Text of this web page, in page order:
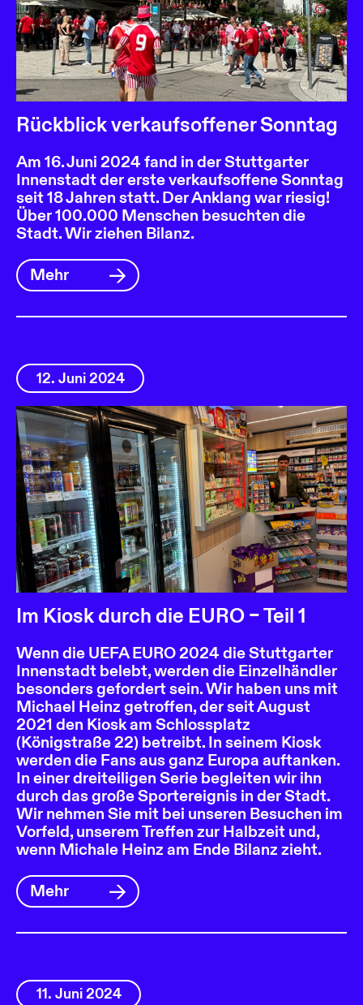
Rückblick verkaufsoffener Sonntag
Am 16. Juni 2024 fand in der Stuttgarter
Innenstadt der erste verkaufsoffene Sonntag
seit 18 Jahren statt. Der Anklang war riesig!
Über 100.000 Menschen besuchten die
Stadt. Wir ziehen Bilanz.
Mehr
12. Juni 2024
Im Kiosk durch die EURO – Teil 1
Wenn die UEFA EURO 2024 die Stuttgarter
Innenstadt belebt, werden die Einzelhändler
besonders gefordert sein. Wir haben uns mit
Michael Heinz getroffen, der seit August
2021 den Kiosk am Schlossplatz
(Königstraße 22) betreibt. In seinem Kiosk
werden die Fans aus ganz Europa auftanken.
In einer dreiteiligen Serie begleiten wir ihn
durch das große Sportereignis in der Stadt.
Wir nehmen Sie mit bei unseren Besuchen im
Vorfeld, unserem Treffen zur Halbzeit und,
wenn Michale Heinz am Ende Bilanz zieht.
Mehr
11. Juni 2024